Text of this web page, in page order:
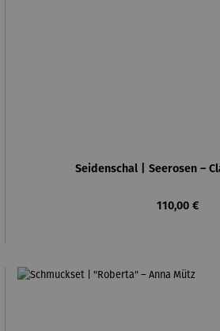
Seidenschal | Seerosen –
Regulärer
110,00 €